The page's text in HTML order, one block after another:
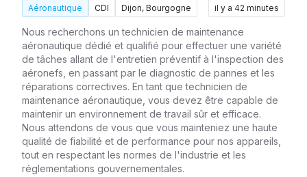
Aéronautique CDI Dijon, Bourgogne il y a 42 minutes
Nous recherchons un technicien de maintenance
aéronautique dédié et qualifié pour effectuer une variété
de tâches allant de l'entretien préventif à l'inspection des
aéronefs, en passant par le diagnostic de pannes et les
réparations correctives. En tant que technicien de
maintenance aéronautique, vous devez être capable de
maintenir un environnement de travail sûr et efficace.
Nous attendons de vous que vous mainteniez une haute
qualité de fiabilité et de performance pour nos appareils,
tout en respectant les normes de l'industrie et les
réglementations gouvernementales.